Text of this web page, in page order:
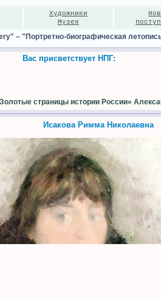
Художники
Музея
– "Портретно-биографическая
Вас присветствует НПГ:
страницы истории России»
Исакова Римма Николаевна